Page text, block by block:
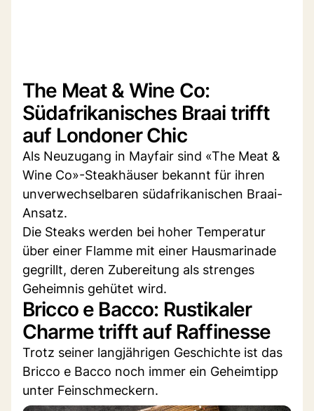
The Meat & Wine Co:
Südafrikanisches Braai trifft
auf Londoner Chic
Als Neuzugang in Mayfair sind «The Meat &
Wine Co»-Steakhäuser bekannt für ihren
unverwechselbaren südafrikanischen Braai-
Ansatz.
Die Steaks werden bei hoher Temperatur
über einer Flamme mit einer Hausmarinade
gegrillt, deren Zubereitung als strenges
Geheimnis gehütet wird.
Bricco e Bacco: Rustikaler
Charme trifft auf Raffinesse
Trotz seiner langjährigen Geschichte ist das
Bricco e Bacco noch immer ein Geheimtipp
unter Feinschmeckern.